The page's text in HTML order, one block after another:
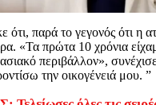
ότι, παρά το γεγονός ότι η
«Τα πρώτα 10 χρόνια
περιβάλλον»,
την οικογένειά μου. ”